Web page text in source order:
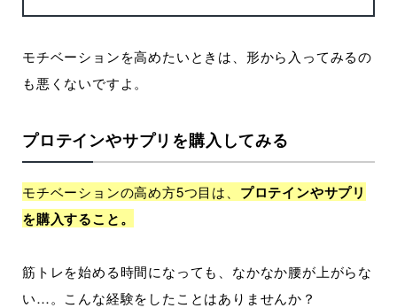
モチベーションを高めたいときは、形から入ってみるの
も悪くないですよ。
プロテインやサプリを購入してみる
モチベーションの高め方5つ目は、 プロテインやサプリ
を購入すること。
筋トレを始める時間になっても、なかなか腰が上がらな
い…。こんな経験をしたことはありませんか？